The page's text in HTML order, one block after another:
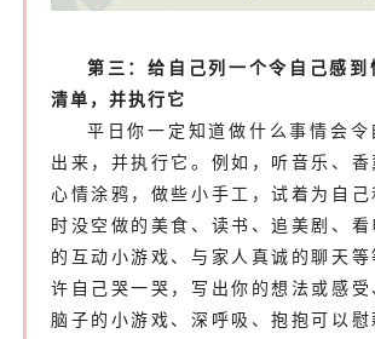
第三：给自己列一个令自己感
清单，并执行它
平日你一定知道做什么事情会令
出来，并执行它。例如，听音乐、香
心情涂鸦，做些小手工，试着为自己
时没空做的美食、读书、追美剧、看
的互动小游戏、与家人真诚的聊天
许自己哭一哭，写出你的想法或感受
脑子的小游戏、深呼吸、抱抱可以慰